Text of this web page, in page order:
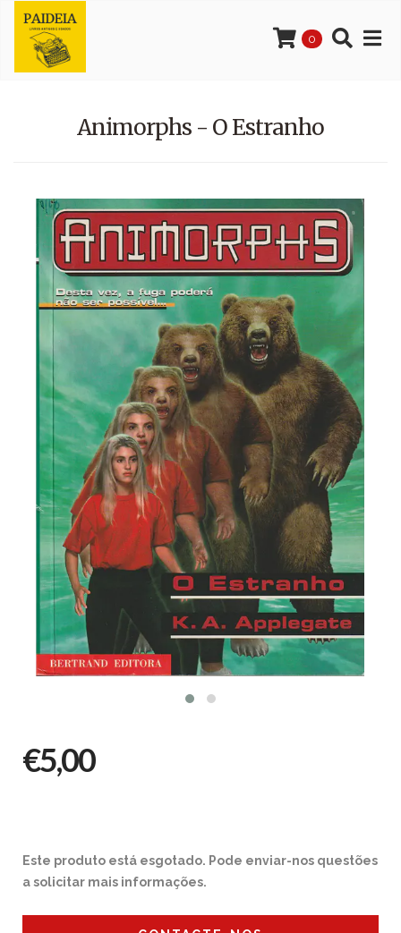
0
Animorphs - O Estranho
€5,00
Este produto está esgotado. Pode enviar-nos questões
a solicitar mais informações.